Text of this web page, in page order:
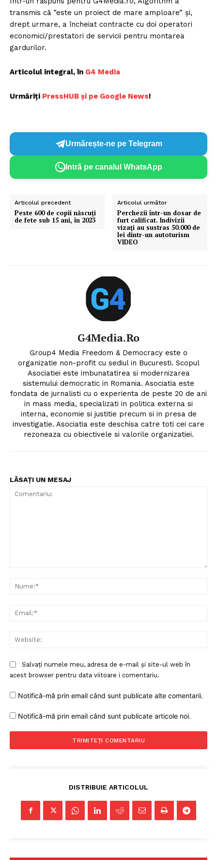
transmis că ”este un proiect de mare amploare” și,
drept urmare, a încheiat contracte cu doi operatori
economici/prestatori de servicii pentru montarea
gardurilor.
Articolul integral, în G4 Media
Urmăriți PressHUB și pe Google News!
Urmărește-ne pe Telegram
Intră pe canalul WhatsApp
Articolul precedent
Peste 600 de copii născuți
de fete sub 15 ani, în 2023
Articolul următor
Perchezii într-un dosar de
furt calificat. Indivizii
vizați au sustras 50.000 de
lei dintr-un autoturism
VIDEO
G4Media.ro
Group4 Media Freedom & Democracy este o
organizatie non-profit cu sediul in Bucuresti. Scopul
Asociatiei este imbunatatirea si modernizarea
sistemului democratic in Romania. Asociatia este
fondata de jurnalisti cu o experienta de peste 20 de ani
in mass media, specializati in politica externa si
interna, economie si justitie precum si in presa de
investigatie. Asociatia este deschisa catre toti cei care
rezoneaza cu obiectivele si valorile organizatiei.
LĂSAȚI UN MESAJ
Salvați numele meu, adresa de e-mail și site-ul web în
acest browser pentru data viitoare i comentariu.
Notifică-mă prin email când sunt publicate alte comentarii.
Notifică-mă prin email când sunt publicate articole noi.
DISTRIBUIE ARTICOLUL